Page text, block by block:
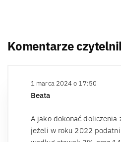
Komentarze
1 marca 2024 o 17:50
Beata
A jako dokonać doliczenia
jeżeli w roku 2022